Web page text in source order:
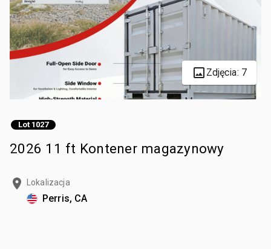
Zdjęcia: 7
Lot 1027
2026 11 ft Kontener magazynowy
Lokalizacja
Perris, CA